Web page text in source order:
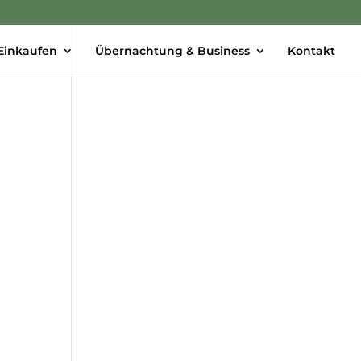
Übernachtung & Business Kontakt